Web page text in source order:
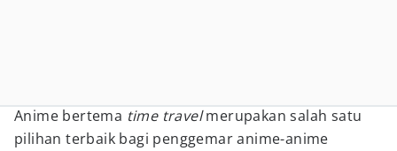
Anime bertema time travelmerupakan salah satu
pilihan terbaik bagi penggemar anime-anime